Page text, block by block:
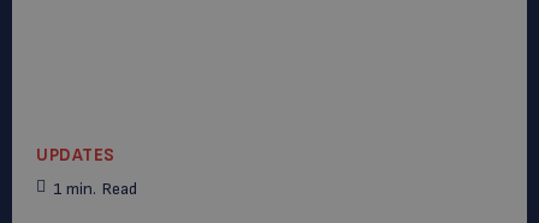
UPDATES
1 min. Read